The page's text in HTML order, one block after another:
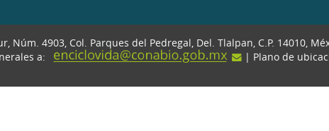
Núm. 4903, Col. Parques del Pedregal, Del. Tlalpan, C.P. 14010,
a:
| Plano de